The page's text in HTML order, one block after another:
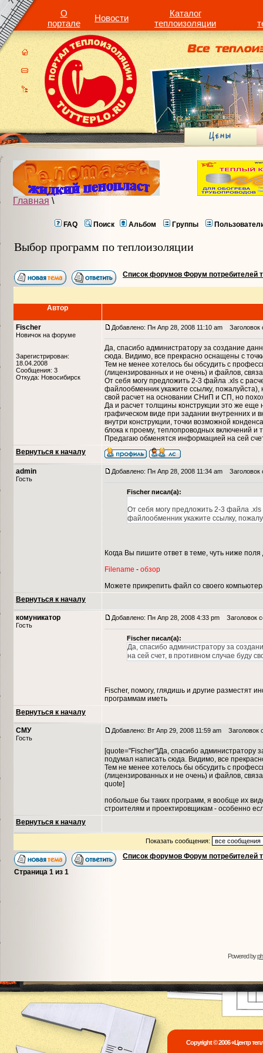
О
портале
Новости
Каталог
теплоизоляции
Главная \
FAQ Поиск Альбом Группы
Выбор программ по теплоизоляции
Список форумов Форум потребителей
Автор
Fischer
Новичок на форуме
Зарегистрирован:
18.04.2008
Сообщения: 3
Откуда: Новосибирск
Добавлено: Пн Апр 28, 2008 11:10 am Заголовок
Да, спасибо администратору за создание
сюда. Видимо, все прекрасно оснащены с
Тем не менее хотелось бы обсудить с
(лицензированных и не очень) и файлов,
От себя могу предложить 2-3 файла .xls с
файлообменник укажите ссылку, пожалуйста),
свой расчет на основании СНиП и СП, но
Да и расчет толщины конструкции это же еще
графическом виде при задании внутренних и
внутри конструкции, точки возможной
блока к проему, теплопроводных включений и
Предагаю обменятся информацией на сей
Вернуться к началу
admin
Гость
Добавлено: Пн Апр 28, 2008 11:34 am Заголовок
Fischer писал(а):
От себя могу предложить 2-3 файла
файлообменник укажите ссылку,
Когда Вы пишите ответ в теме, чуть ниже
Filename - обзор
Можете прикрепить файл со своего
Вернуться к началу
комуникатор
Гость
Добавлено: Пн Апр 28, 2008 4:33 pm Заголовок
Fischer писал(а):
Да, спасибо администратору за
на сей счет, в противном случае буду
Fischer, помогу, глядишь и другие
программам иметь
Вернуться к началу
СМУ
Гость
Добавлено: Вт Апр 29, 2008 11:59 am Заголовок
[quote="Fischer"]Да, спасибо администратору
подумал написать сюда. Видимо, все
Тем не менее хотелось бы обсудить с
(лицензированных и не очень) и файлов,
quote]
побольше бы таких программ, я вообще их
строителям и проектировщикам - особенно
Вернуться к началу
Показать сообщения:
Список форумов Форум потребителей
Страница 1 из 1
Powered by
Copyright © 2006 «Центр